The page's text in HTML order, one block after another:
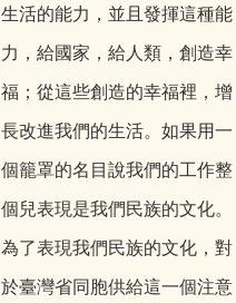
生活的能力，並且發揮這種能
力，給國家，給人類，創造幸
福；從這些創造的幸福裡，增
長改進我們的生活。如果用一
個籠罩的名目說我們的工作整
個兒表現是我們民族的文化。
為了表現我們民族的文化，對
於臺灣省同胞供給這一個注意